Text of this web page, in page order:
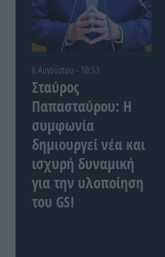
6 Αυγούστου - 10:53
Σταύρος
Παπασταύρου: Η
συμφωνία
δημιουργεί νέα και
ισχυρή δυναμική
για την υλοποίηση
του GSI